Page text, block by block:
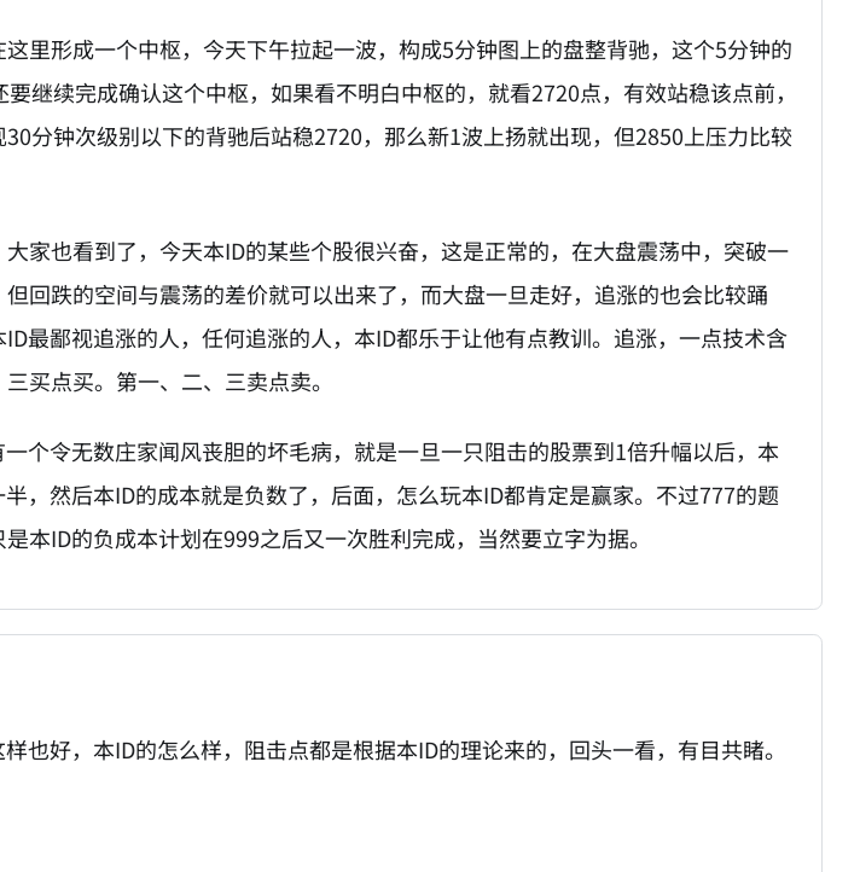
里形成一个中枢，今天下午拉起一波，构成5分钟图上的盘整背驰，这个5分钟的
继续完成确认这个中枢，如果看不明白中枢的，就看2720点，有效站稳该点前，
分钟次级别以下的背驰后站稳2720，那么新1波上扬就出现，但2850上压力比较
家也看到了，今天本ID的某些个股很兴奋，这是正常的，在大盘震荡中，突破一
回跌的空间与震荡的差价就可以出来了，而大盘一旦走好，追涨的也会比较踊
最鄙视追涨的人，任何追涨的人，本ID都乐于让他有点教训。追涨，一点技术含
买点买。第一、二、三卖点卖。
个令无数庄家闻风丧胆的坏毛病，就是一旦一只阻击的股票到1倍升幅以后，本
，然后本ID的成本就是负数了，后面，怎么玩本ID都肯定是赢家。不过777的题
本ID的负成本计划在999之后又一次胜利完成，当然要立字为据。
也好，本ID的怎么样，阻击点都是根据本ID的理论来的，回头一看，有目共睹。